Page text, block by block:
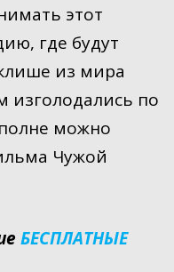
этот
где будут
из мира
изголодались по
можно
Чужой
БЕСПЛАТНЫЕ